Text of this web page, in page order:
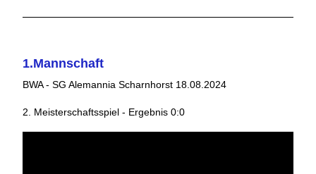
1.Mannschaft
BWA - SG Alemannia Scharnhorst 18.08.2024
2. Meisterschaftsspiel - Ergebnis 0:0